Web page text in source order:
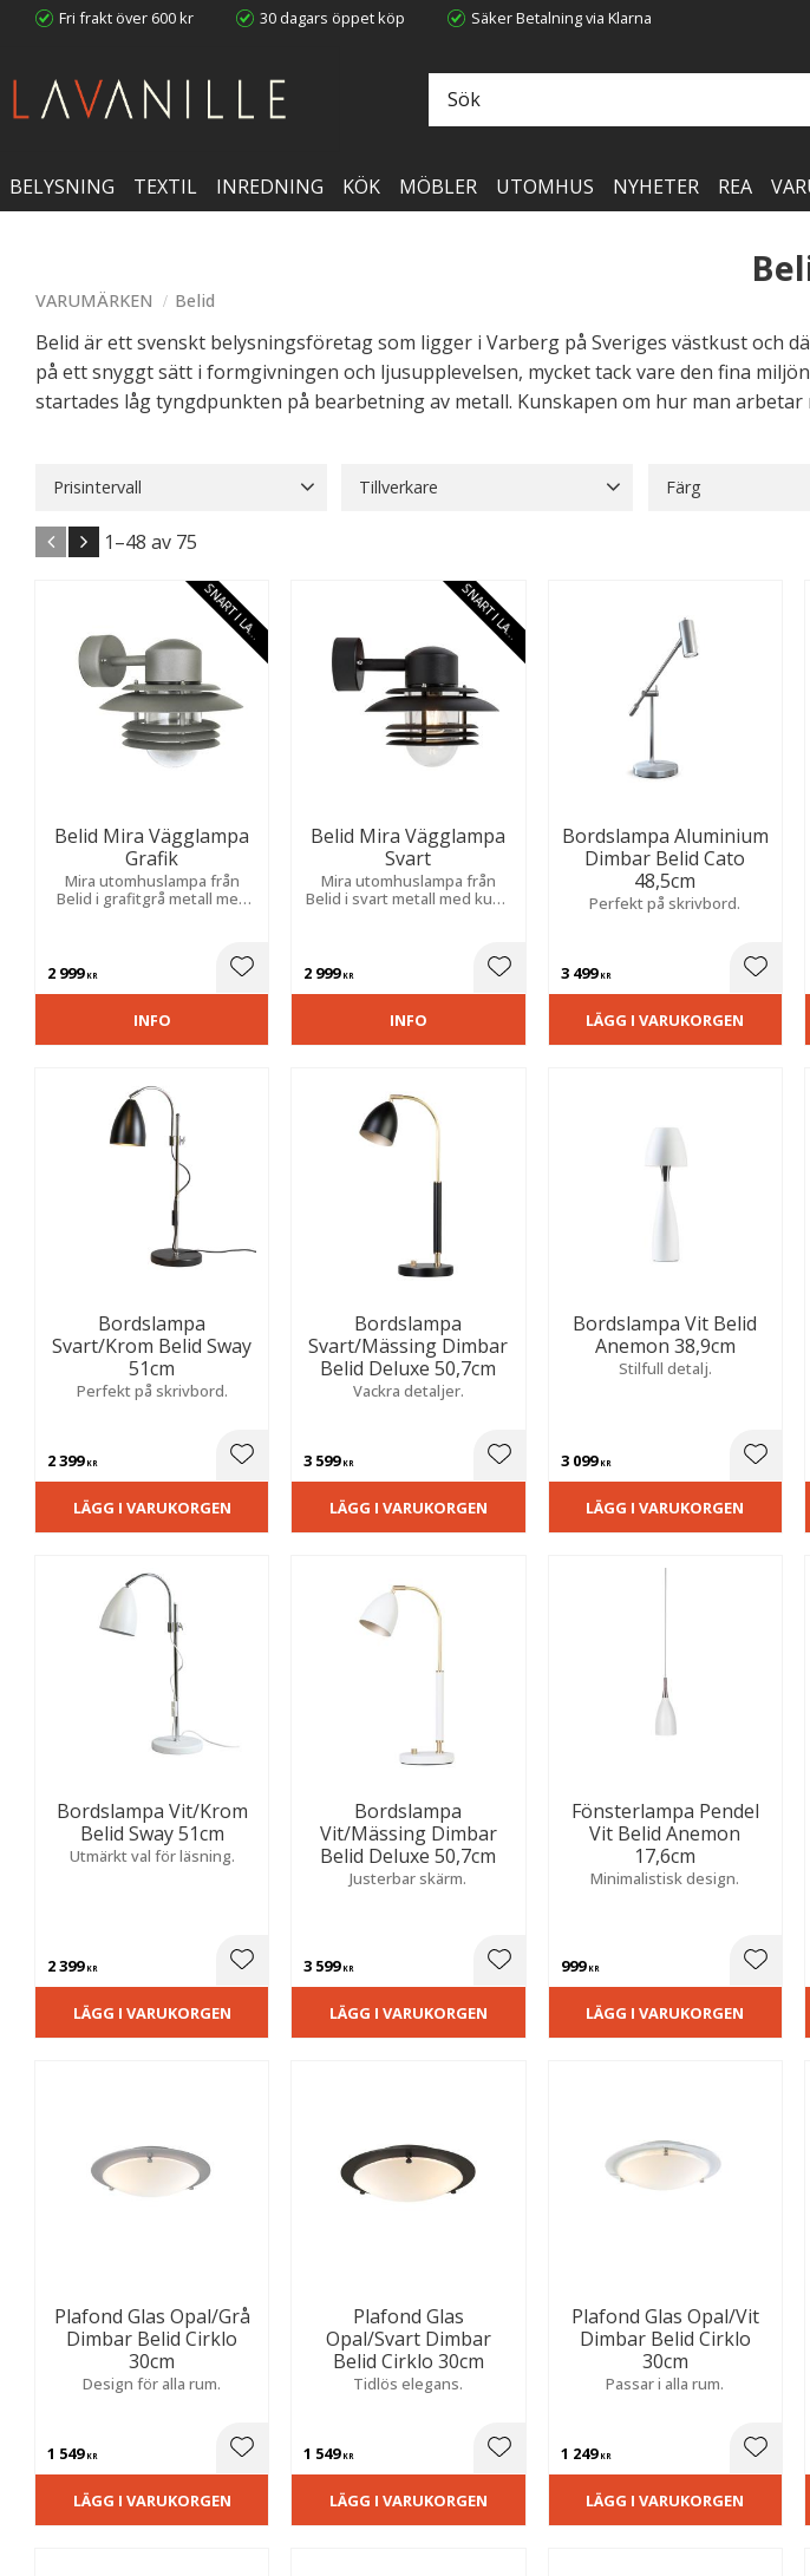
Fri frakt över 600 kr 30 dagars öppet köp Säker Betalning via Klarna
BELYSNING TEXTIL INREDNING KÖK MÖBLER UTOMHUS NYHETER REA
VARUMÄRKEN Belid
Belid är ett svenskt belysningsföretag som ligger i Varberg på Sveriges västkust och
på ett snyggt sätt i formgivningen och ljusupplevelsen, mycket tack vare den fina
startades låg tyngdpunkten på bearbetning av metall. Kunskapen om hur man
Prisintervall Tillverkare Färg
1–48 av 75
Belid Mira Vägglampa
Grafik
Mira utomhuslampa från
Belid i grafitgrå metall med
2 999KR
S
N
A
R
T
I
L
A
G
E
R
Lägg till i favoriter
INFO
Belid Mira Vägglampa
Svart
Mira utomhuslampa från
Belid i svart metall med kupa
2 999KR
S
N
A
R
T
I
L
A
G
E
R
Lägg till i favoriter
INFO
Bordslampa Aluminium
Dimbar Belid Cato
48,5cm
Perfekt på skrivbord.
3 499KR Lägg
LÄGG I VARUKORGEN
Bordslampa
Svart/Krom Belid Sway
51cm
Perfekt på skrivbord.
2 399KR Lägg till i favoriter
LÄGG I VARUKORGEN
Bordslampa
Svart/Mässing Dimbar
Belid Deluxe 50,7cm
Vackra detaljer.
3 599KR Lägg till i favoriter
LÄGG I VARUKORGEN
Bordslampa Vit Belid
Anemon 38,9cm
Stilfull detalj.
3 099KR Lägg
LÄGG I VARUKORGEN
Bordslampa Vit/Krom
Belid Sway 51cm
Utmärkt val för läsning.
2 399KR Lägg till i favoriter
LÄGG I VARUKORGEN
Bordslampa
Vit/Mässing Dimbar
Belid Deluxe 50,7cm
Justerbar skärm.
3 599KR Lägg till i favoriter
LÄGG I VARUKORGEN
Fönsterlampa Pendel
Vit Belid Anemon
17,6cm
Minimalistisk design.
999KR Lägg
LÄGG I VARUKORGEN
Plafond Glas Opal/Grå
Dimbar Belid Cirklo
30cm
Design för alla rum.
1 549KR Lägg till i favoriter
LÄGG I VARUKORGEN
Plafond Glas
Opal/Svart Dimbar
Belid Cirklo 30cm
Tidlös elegans.
1 549KR Lägg till i favoriter
LÄGG I VARUKORGEN
Plafond Glas Opal/Vit
Dimbar Belid Cirklo
30cm
Passar i alla rum.
1 249KR Lägg
LÄGG I VARUKORGEN